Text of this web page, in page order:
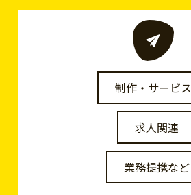
制作・サービス
求人関連
業務提携など